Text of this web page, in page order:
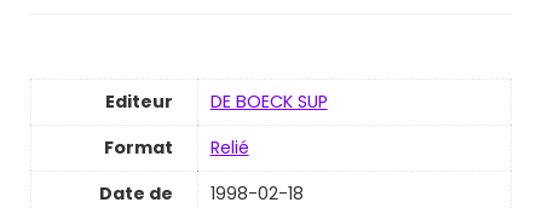
Editeur
DE BOECK SUP
Format
Relié
Date de
1998-02-18